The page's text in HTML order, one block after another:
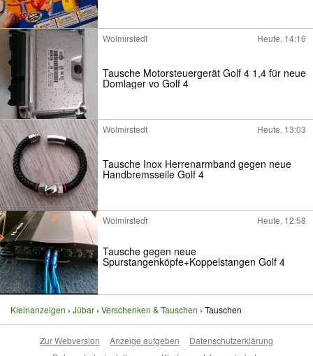
Wolmirstedt Heute, 14:16
Tausche Motorsteuergerät Golf 4 1,4 für neue
Domlager vo Golf 4
Wolmirstedt Heute, 13:03
Tausche Inox Herrenarmband gegen neue
Handbremsseile Golf 4
Wolmirstedt Heute, 12:58
Tausche gegen neue
Spurstangenköpfe+Koppelstangen Golf 4
Kleinanzeigen Jübar Verschenken & Tauschen Tauschen
Zur Webversion Anzeige aufgeben
Datenschutzerklärung